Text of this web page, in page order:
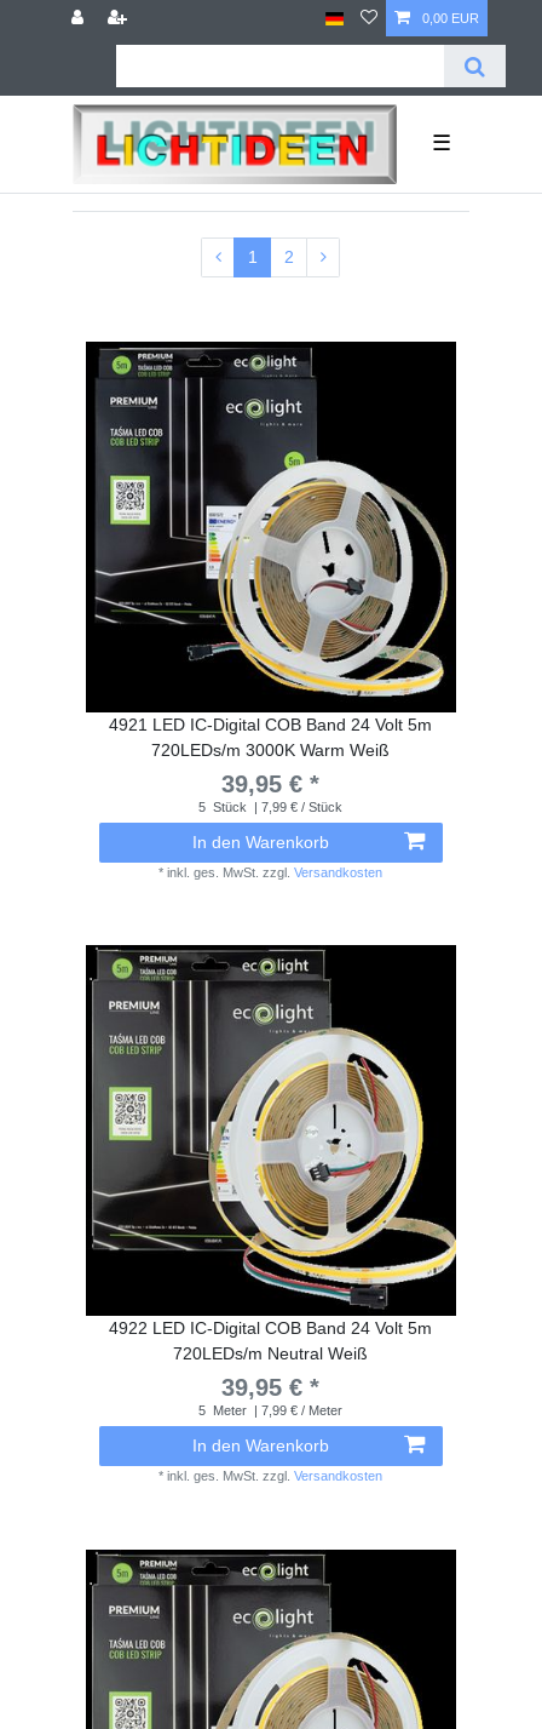
0,00 EUR
☰
1 2
4921 LED IC-Digital COB Band 24 Volt 5m
720LEDs/m 3000K Warm Weiß
39,95 € *
5 Stück | 7,99 € / Stück
In den Warenkorb
*inkl. ges. MwSt. zzgl.Versandkosten
4922 LED IC-Digital COB Band 24 Volt 5m
720LEDs/m Neutral Weiß
39,95 € *
5 Meter | 7,99 € / Meter
In den Warenkorb
*inkl. ges. MwSt. zzgl.Versandkosten